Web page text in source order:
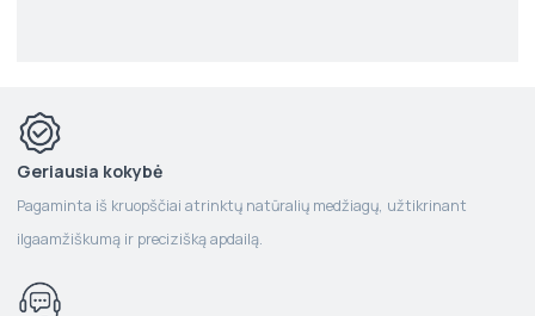
Geriausia kokybė
Pagaminta iš kruopščiai atrinktų natūralių medžiagų, užtikrinant
ilgaamžiškumą ir precizišką apdailą.